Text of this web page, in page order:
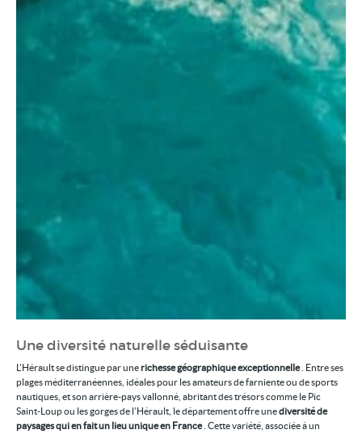
Une diversité naturelle séduisante
L’Hérault se distingue par unerichesse géographique exceptionnelle . Entre ses
plages méditerranéennes, idéales pour les amateurs de farniente ou de sports
nautiques, et son arrière-pays vallonné, abritant des trésors comme le Pic
Saint-Loup ou les gorges de l’Hérault, le département offre unediversité de
paysages qui en fait un lieu unique en France . Cette variété, associée à un